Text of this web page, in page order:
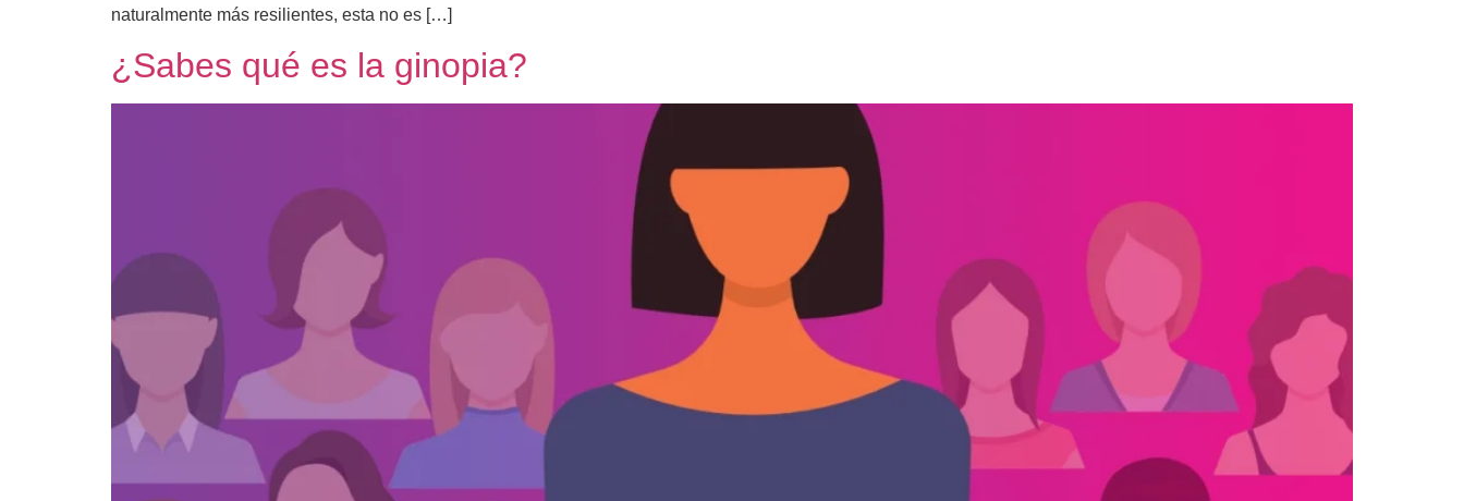
naturalmente más resilientes, esta no es […]
¿Sabes qué es la ginopia?